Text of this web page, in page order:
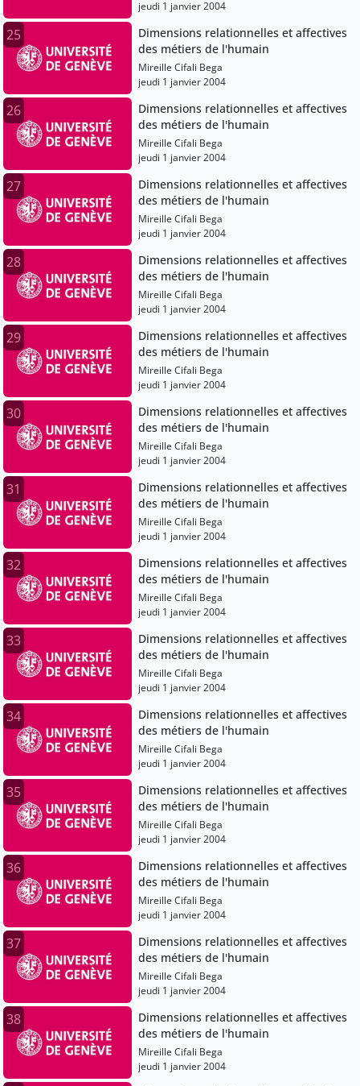
jeudi 1 janvier 2004
25
Dimensions relationnelles et affectives
des métiers de l'humain
Mireille Cifali Bega
jeudi 1 janvier 2004
26
Dimensions relationnelles et affectives
des métiers de l'humain
Mireille Cifali Bega
jeudi 1 janvier 2004
27
Dimensions relationnelles et affectives
des métiers de l'humain
Mireille Cifali Bega
jeudi 1 janvier 2004
28
Dimensions relationnelles et affectives
des métiers de l'humain
Mireille Cifali Bega
jeudi 1 janvier 2004
29
Dimensions relationnelles et affectives
des métiers de l'humain
Mireille Cifali Bega
jeudi 1 janvier 2004
30
Dimensions relationnelles et affectives
des métiers de l'humain
Mireille Cifali Bega
jeudi 1 janvier 2004
31
Dimensions relationnelles et affectives
des métiers de l'humain
Mireille Cifali Bega
jeudi 1 janvier 2004
32
Dimensions relationnelles et affectives
des métiers de l'humain
Mireille Cifali Bega
jeudi 1 janvier 2004
33
Dimensions relationnelles et affectives
des métiers de l'humain
Mireille Cifali Bega
jeudi 1 janvier 2004
34
Dimensions relationnelles et affectives
des métiers de l'humain
Mireille Cifali Bega
jeudi 1 janvier 2004
35
Dimensions relationnelles et affectives
des métiers de l'humain
Mireille Cifali Bega
jeudi 1 janvier 2004
36
Dimensions relationnelles et affectives
des métiers de l'humain
Mireille Cifali Bega
jeudi 1 janvier 2004
37
Dimensions relationnelles et affectives
des métiers de l'humain
Mireille Cifali Bega
jeudi 1 janvier 2004
38
Dimensions relationnelles et affectives
des métiers de l'humain
Mireille Cifali Bega
jeudi 1 janvier 2004